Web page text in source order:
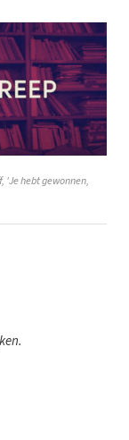
'Je hebt gewonnen,